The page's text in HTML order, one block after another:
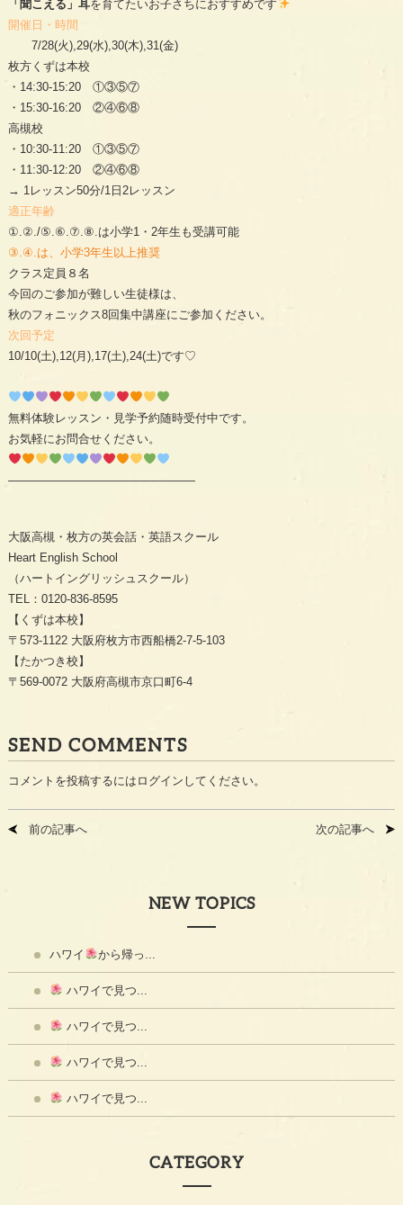
「聞こえる」耳を育てたいお子さちにおすすめです
開催日・時間
7/28(火),29(水),30(木),31(金)
枚方くずは本校
・14:30-15:20 ①③⑤⑦
・15:30-16:20 ②④⑥⑧
高槻校
・10:30-11:20 ①③⑤⑦
・11:30-12:20 ②④⑥⑧
→ 1レッスン50分/1日2レッスン
適正年齢
①.②./⑤.⑥.⑦.⑧.は小学1・2年生も受講可能
③.④.は、小学3年生以上推奨
クラス定員８名
今回のご参加が難しい生徒様は、
秋のフォニックス8回集中講座にご参加ください。
次回予定
10/10(土),12(月),17(土),24(土)です♡
無料体験レッスン・見学予約随時受付中です。
お気軽にお問合せください。
————————————————
大阪高槻・枚方の英会話・英語スクール
Heart English School
（ハートイングリッシュスクール）
TEL：0120-836-8595
【くずは本校】
〒573-1122 大阪府枚方市西船橋2-7-5-103
【たかつき校】
〒569-0072 大阪府高槻市京口町6-4
SEND COMMENTS
コメントを投稿するには ログイン してください。
前の記事へ 次の記事へ
NEW TOPICS
ハワイ から帰っ...
ハワイで見つ...
ハワイで見つ...
ハワイで見つ...
ハワイで見つ...
CATEGORY